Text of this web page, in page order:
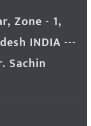
Zone - 1,
INDIA ---
Sachin